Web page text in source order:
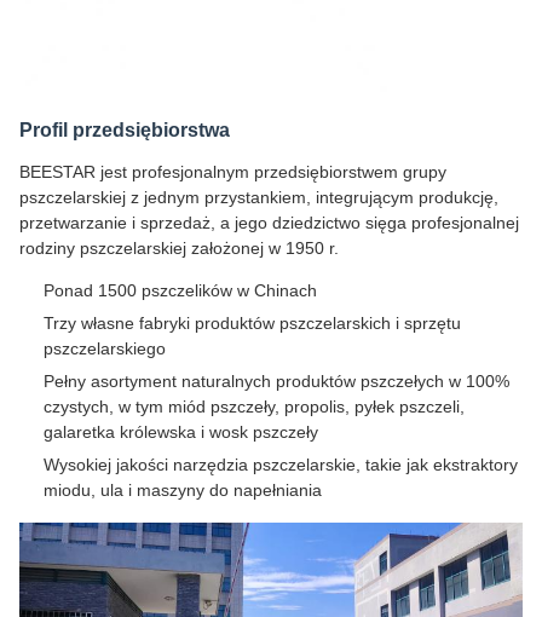
Profil przedsiębiorstwa
BEESTAR jest profesjonalnym przedsiębiorstwem grupy
pszczelarskiej z jednym przystankiem, integrującym produkcję,
przetwarzanie i sprzedaż, a jego dziedzictwo sięga profesjonalnej
rodziny pszczelarskiej założonej w 1950 r.
Ponad 1500 pszczelików w Chinach
Trzy własne fabryki produktów pszczelarskich i sprzętu
pszczelarskiego
Pełny asortyment naturalnych produktów pszczełych w 100%
czystych, w tym miód pszczeły, propolis, pyłek pszczeli,
galaretka królewska i wosk pszczeły
Wysokiej jakości narzędzia pszczelarskie, takie jak ekstraktory
miodu, ula i maszyny do napełniania